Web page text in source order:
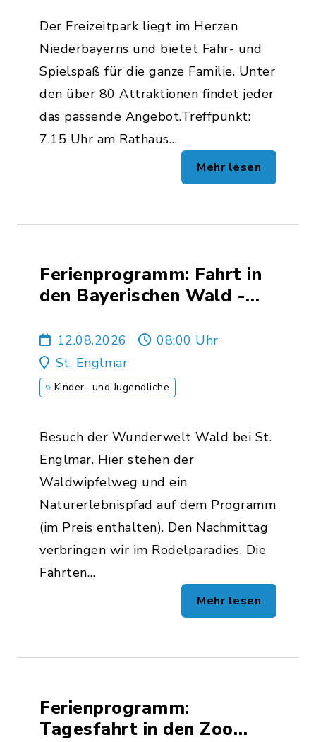
Der Freizeitpark liegt im Herzen
Niederbayerns und bietet Fahr- und
Spielspaß für die ganze Familie. Unter
den über 80 Attraktionen findet jeder
das passende Angebot.Treffpunkt:
7.15 Uhr am Rathaus…
Mehr lesen
Ferienprogramm: Fahrt in
den Bayerischen Wald -
Waldwipfelweg
12.08.2026
08:00 Uhr
St. Englmar
Kinder- und Jugendliche
Besuch der Wunderwelt Wald bei St.
Englmar. Hier stehen der
Waldwipfelweg und ein
Naturerlebnispfad auf dem Programm
(im Preis enthalten). Den Nachmittag
verbringen wir im Rodelparadies. Die
Fahrten…
Mehr lesen
Ferienprogramm:
Tagesfahrt in den Zoo